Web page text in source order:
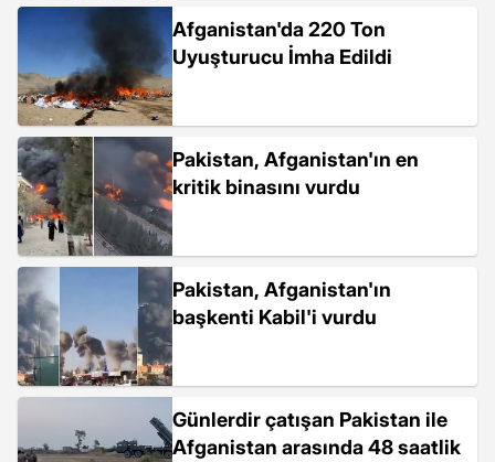
Afganistan'da 220 Ton
Uyuşturucu İmha Edildi
Pakistan, Afganistan'ın en
kritik binasını vurdu
Pakistan, Afganistan'ın
başkenti Kabil'i vurdu
Günlerdir çatışan Pakistan ile
Afganistan arasında 48 saatlik